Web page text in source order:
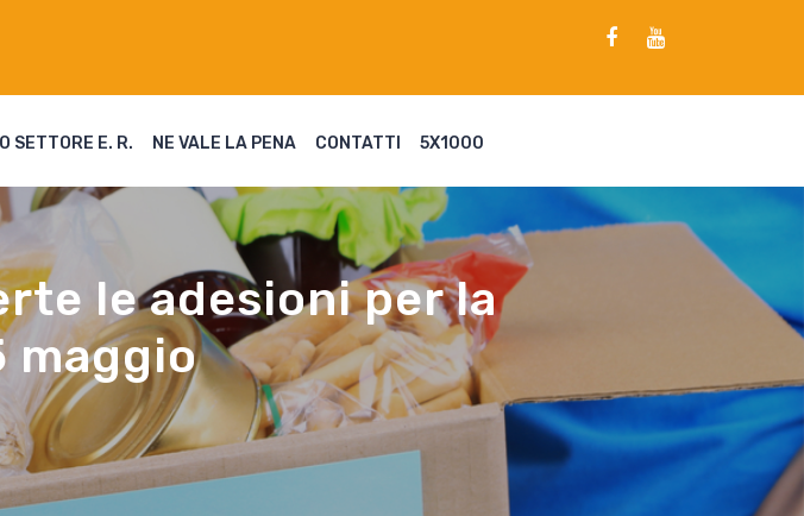
SETTORE E. R. NE VALE LA PENA CONTATTI 5X1000
le adesioni per la
maggio